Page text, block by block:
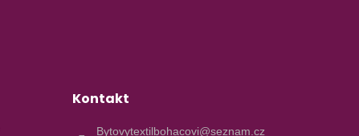
Kontakt
Bytovytextilbohacovi@seznam.cz